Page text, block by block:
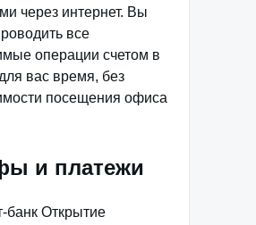
через интернет. Вы
все
операции счетом в
вас время, без
посещения офиса
и платежи
банк Открытие